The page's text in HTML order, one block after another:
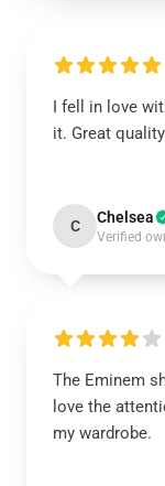
I fell in love
it. Great quality
C Chelsea
Verified
The Eminem
love the
my wardrobe.